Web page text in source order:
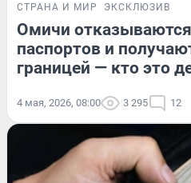
СТРАНА И МИР ЭКСКЛЮЗИВ
Омичи
паспортов и
границей — кто это
4 мая, 2026, 08:00 3 295 12